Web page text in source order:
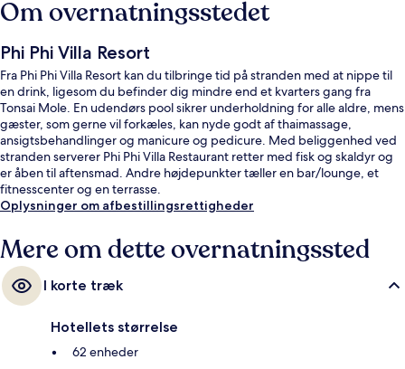
Om overnatningsstedet
Phi Phi Villa Resort
Fra Phi Phi Villa Resort kan du tilbringe tid på stranden med at nippe til
en drink, ligesom du befinder dig mindre end et kvarters gang fra
Tonsai Mole. En udendørs pool sikrer underholdning for alle aldre, mens
gæster, som gerne vil forkæles, kan nyde godt af thaimassage,
ansigtsbehandlinger og manicure og pedicure. Med beliggenhed ved
stranden serverer Phi Phi Villa Restaurant retter med fisk og skaldyr og
er åben til aftensmad. Andre højdepunkter tæller en bar/lounge, et
fitnesscenter og en terrasse.
Oplysninger om afbestillingsrettigheder
Mere om dette overnatningssted
I korte træk
Hotellets størrelse
62 enheder